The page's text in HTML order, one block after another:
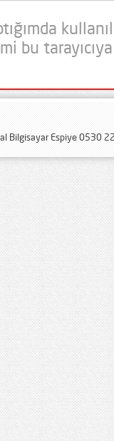
bu
Bilgisayar Espiye 0530